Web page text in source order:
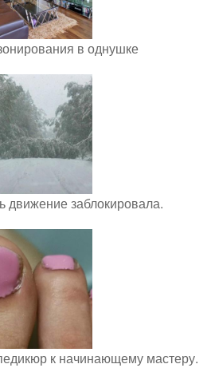
в однушке
движение заблокировала.
к начинающему мастеру.